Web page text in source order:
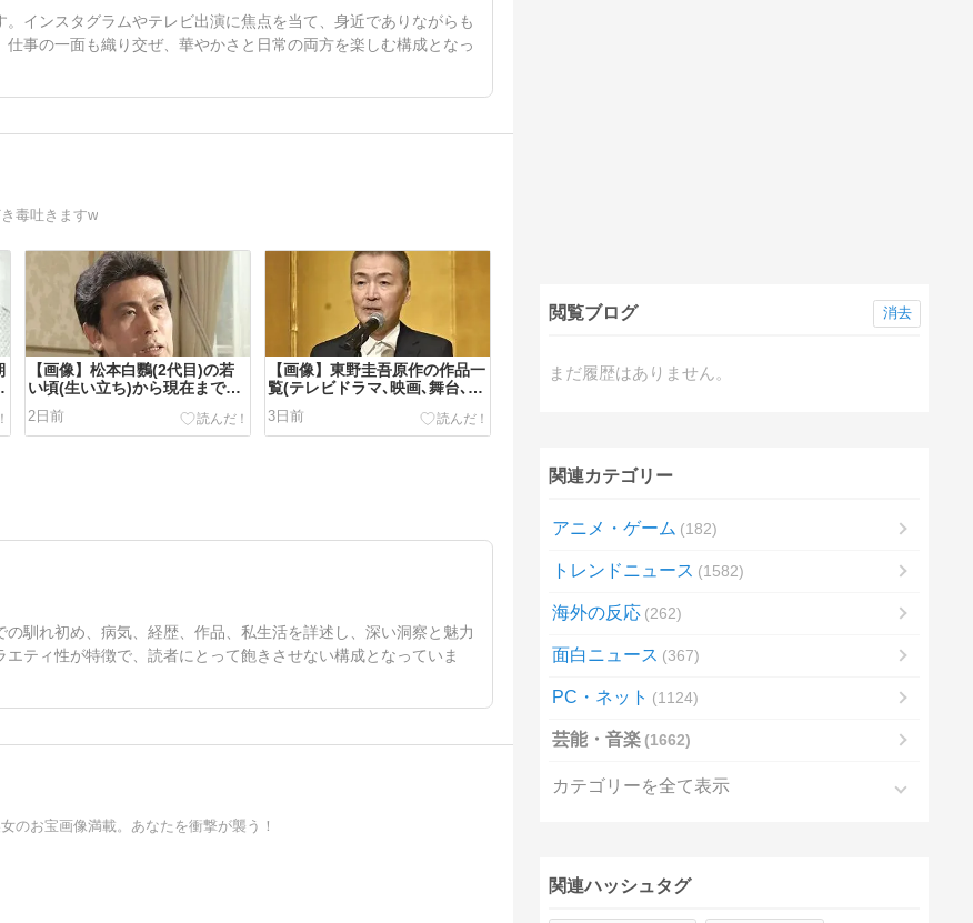
インスタグラムやテレビ出演に焦点を当て、身近でありながらも
事の一面も織り交ぜ、華やかさと日常の両方を楽しむ構成となっ
毒吐きますw
【画像】松本白鸚(2代目)の若
い頃(生い立ち)から現在までの
経歴は？
2日前
【画像】東野圭吾原作の作品一
覧(テレビドラマ､映画､舞台､漫
画､アニメ)
3日前
馴れ初め、病気、経歴、作品、私生活を詳述し、深い洞察と魅力
ティ性が特徴で、読者にとって飽きさせない構成となっていま
のお宝画像満載。あなたを衝撃が襲う！
閲覧ブログ
まだ履歴はありません。
消去
関連カテゴリー
アニメ・ゲーム 182
トレンドニュース 1582
海外の反応 262
面白ニュース 367
PC・ネット 1124
芸能・音楽 1662
カテゴリーを全て表示
関連ハッシュタグ